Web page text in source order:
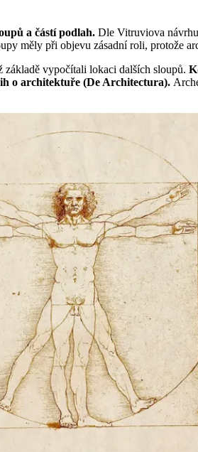
a částí podlah. Dle Vitruviova
měly při objevu zásadní roli, protože
vypočítali lokaci dalších sloupů.
o architektuře (De Architectura).